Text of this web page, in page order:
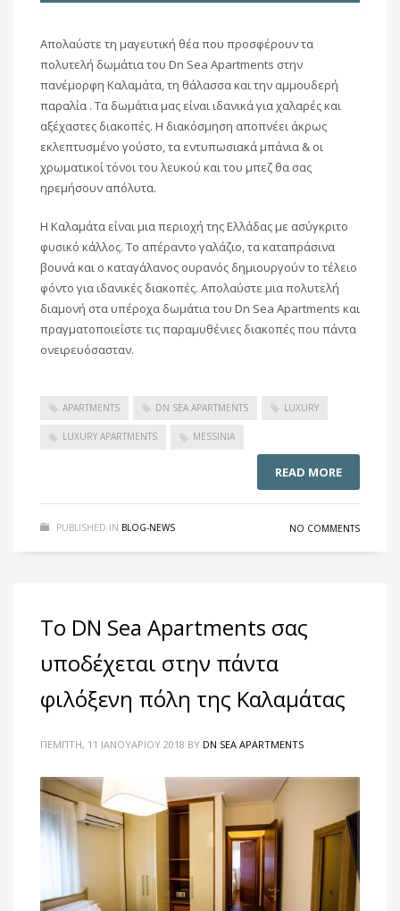
Απολαύστε τη μαγευτική θέα που προσφέρουν τα
πολυτελή δωμάτια του Dn Sea Apartments στην
πανέμορφη Καλαμάτα, τη θάλασσα και την αμμουδερή
παραλία . Τα δωμάτια μας είναι ιδανικά για χαλαρές και
αξέχαστες διακοπές. Η διακόσμηση αποπνέει άκρως
εκλεπτυσμένο γούστο, τα εντυπωσιακά μπάνια & οι
χρωματικοί τόνοι του λευκού και του μπεζ θα σας
ηρεμήσουν απόλυτα.
Η Καλαμάτα είναι μια περιοχή της Ελλάδας με ασύγκριτο
φυσικό κάλλος. Το απέραντο γαλάζιο, τα καταπράσινα
βουνά και ο καταγάλανος ουρανός δημιουργούν το τέλειο
φόντο για ιδανικές διακοπές. Απολαύστε μια πολυτελή
διαμονή στα υπέροχα δωμάτια του Dn Sea Apartments και
πραγματοποιείστε τις παραμυθένιες διακοπές που πάντα
ονειρευόσασταν.
APARTMENTS DN SEA APARTMENTS LUXURY
LUXURY APARTMENTS MESSINIA
READ MORE
PUBLISHED IN BLOG-NEWS NO COMMENTS
Το DN Sea Apartments σας
υποδέχεται στην πάντα
φιλόξενη πόλη της Καλαμάτας
ΠΈΜΠΤΗ, 11 ΙΑΝΟΥΑΡΊΟΥ 2018 BY DN SEA APARTMENTS